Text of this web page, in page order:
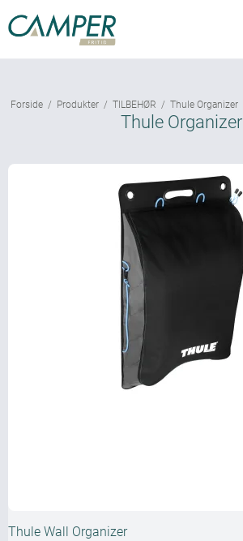
Forside / Produkter / TILBEHØR / Thule Organizer
Thule Organizer
Thule Wall Organizer